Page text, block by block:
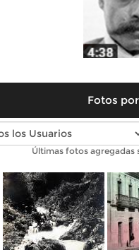
Fotos
Fotos antiguas
Últimas fotos agregadas